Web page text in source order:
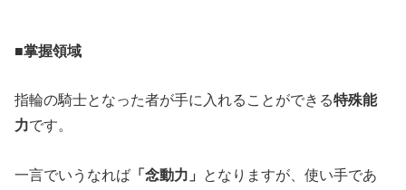
■掌握領域
指輪の騎士となった者が手に入れることができる特殊能
力です。
一言でいうなれば 「念動力」
となりますが、使い手であ